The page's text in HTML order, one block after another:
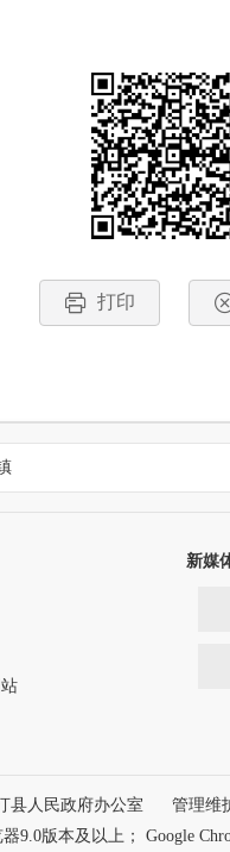
打印
新媒
县人民政府办公室
管理维
版本及以上； Google